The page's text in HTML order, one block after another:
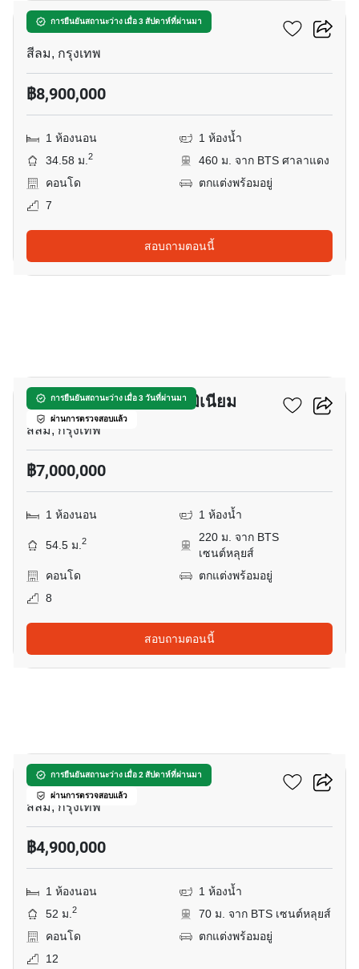
การยืนยันสถานะว่าง เมื่อ 3 สัปดาห์ที่ผ่านมา
รอม คอนแวนต์
สีลม, กรุงเทพ
฿8,900,000
1 ห้องนอน
1 ห้องน้ำ
34.58 ม.2
460 ม. จาก BTS ศาลาแดง
คอนโด
ตกแต่งพร้อมอยู่
7
สอบถามตอนนี้
การยืนยันสถานะว่าง เมื่อ 3 วันที่ผ่านมา
ผ่านการตรวจสอบแล้ว
สามภูมิ การ์เด้น คอนโดมิเนียม
สีลม, กรุงเทพ
฿7,000,000
1 ห้องนอน 1 ห้องน้ำ
54.5 ม.2
220 ม. จาก BTS
เซนต์หลุยส์
คอนโด
ตกแต่งพร้อมอยู่
8
สอบถามตอนนี้
การยืนยันสถานะว่าง เมื่อ 2 สัปดาห์ที่ผ่านมา
ผ่านการตรวจสอบแล้ว
สีลม สวีท คอนโดมิเนียม
สีลม, กรุงเทพ
฿4,900,000
1 ห้องนอน
1 ห้องน้ำ
52 ม.2
70 ม. จาก BTS เซนต์หลุยส์
คอนโด
ตกแต่งพร้อมอยู่
12